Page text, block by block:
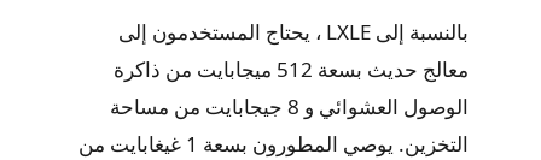
بالنسبة إلى LXLE ، يحتاج المستخدمون إلى
معالج حديث بسعة 512 ميجابايت من ذاكرة
الوصول العشوائي و 8 جيجابايت من مساحة
التخزين. يوصي المطورون بسعة 1 غيغابايت من